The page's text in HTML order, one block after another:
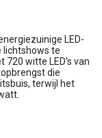
LED-
lichtshows te
720 witte LED's van
die
terwijl het